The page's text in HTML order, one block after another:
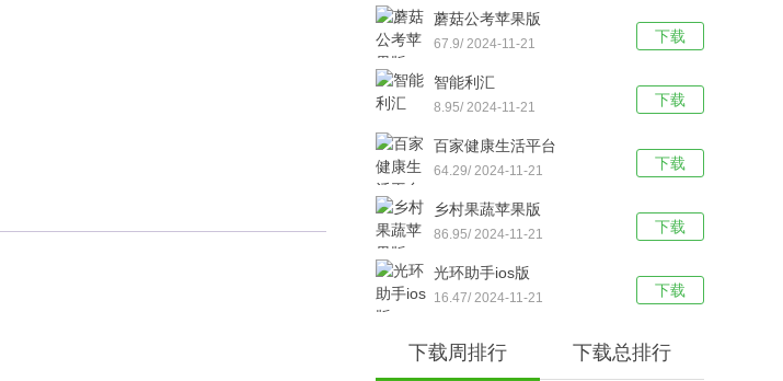
下载
蘑菇公考苹果版
67.9/ 2024-11-21
下载
智能利汇
8.95/ 2024-11-21
下载
百家健康生活平台
64.29/ 2024-11-21
下载
乡村果蔬苹果版
86.95/ 2024-11-21
下载
光环助手ios版
16.47/ 2024-11-21
下载周排行 下载总排行